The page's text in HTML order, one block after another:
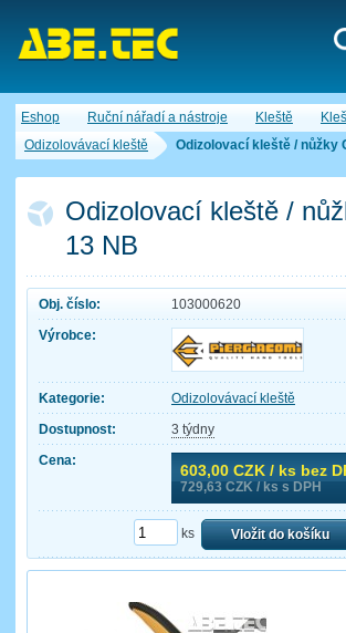
Eshop Ruční nářadí a nástroje Kleště
Odizolovávací kleště
Odizolovací kleště / nůžky
Odizolovací kleště /
13 NB
Obj. číslo:
103000620
Výrobce:
Kategorie:
Odizolovávací kleště
Dostupnost:
3 týdny
Cena:
603,00 CZK / ks bez
729,63 CZK / ks s DPH
ks Vložit do košíku
Nákupní košík je
Počet produktů:0
Cena celkem:0,00 CZK
Uživatel:
Heslo:
Zapomenuté heslo Nová